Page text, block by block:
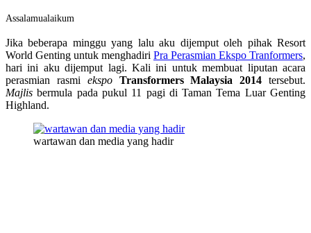
Assalamualaikum
Jika beberapa minggu yang lalu aku dijemput oleh pihak Resort
World Genting untuk menghadiri Pra Perasmian Ekspo Tranformers,
hari ini aku dijemput lagi. Kali ini untuk membuat liputan acara
perasmian rasmi ekspo Transformers Malaysia 2014 tersebut.
Majlis bermula pada pukul 11 pagi di Taman Tema Luar Genting
Highland.
wartawan dan media yang hadir